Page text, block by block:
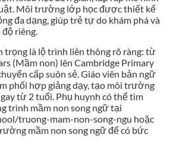
Môi trường lớp học được thiết kế
đa dạng, giúp trẻ tự do khám phá và
riêng.
trọng là lộ trình liên thông rõ ràng: từ
(Mầm non) lên Cambridge Primary
cấp suôn sẻ. Giáo viên bản ngữ
phối hợp giảng dạy, tạo môi trường
từ 2 tuổi. Phụ huynh có thể tìm
trình mầm non song ngữ tại
truong-mam-non-song-ngu hoặc
mầm non song ngữ để có bức